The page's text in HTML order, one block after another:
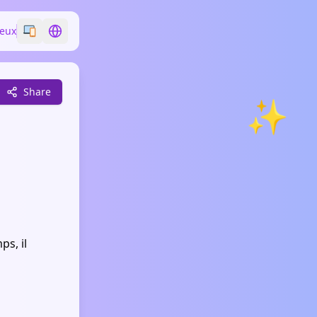
Switch emoji style
Switch language
✨
Share
il